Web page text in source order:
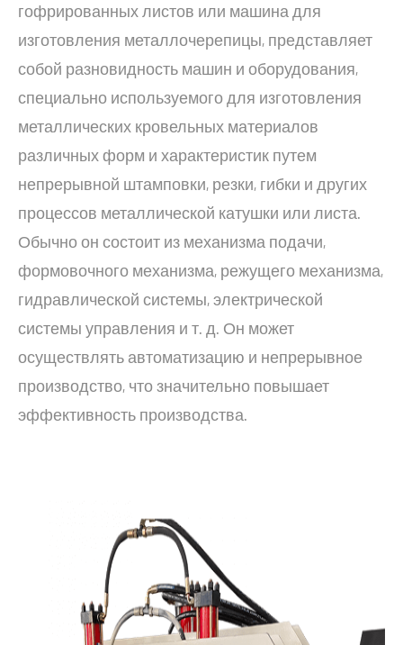
гофрированных листов или машина для
изготовления металлочерепицы, представляет
собой разновидность машин и оборудования,
специально используемого для изготовления
металлических кровельных материалов
различных форм и характеристик путем
непрерывной штамповки, резки, гибки и других
процессов металлической катушки или листа.
Обычно он состоит из механизма подачи,
формовочного механизма, режущего механизма,
гидравлической системы, электрической
системы управления и т. д. Он может
осуществлять автоматизацию и непрерывное
производство, что значительно повышает
эффективность производства.